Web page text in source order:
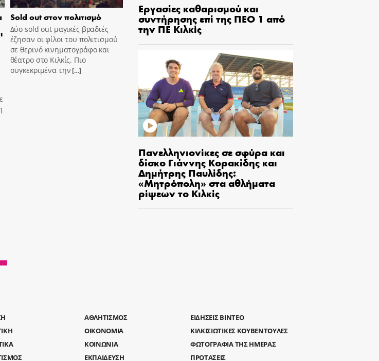
Sold out στον πολιτισμό
Δύο sold out μαγικές βραδιές
έζησαν οι φίλοι του πολιτισμού
σε θερινό κινηματογράφο και
θέατρο στο Κιλκίς. Πιο
συγκεκριμένα την[…]
Εργασίες καθαρισμού και
συντήρησης επί της ΠΕΟ 1 από
την ΠΕ Κιλκίς
Πανελληνιονίκες σε σφύρα και
δίσκο Γιάννης Κορακίδης και
Δημήτρης Παυλίδης:
«Μητρόπολη» στα αθλήματα
ρίψεων το Κιλκίς
ΑΘΛΗΤΙΣΜΟΣ
ΟΙΚΟΝΟΜΙΑ
ΚΟΙΝΩΝΙΑ
ΕΚΠΑΙΔΕΥΣΗ
ΕΙΔΗΣΕΙΣ ΒΙΝΤΕΟ
ΚΙΛΚΙΣΙΩΤΙΚΕΣ ΚΟΥΒΕΝΤΟΥΛΕΣ
ΦΩΤΟΓΡΑΦΙΑ ΤΗΣ ΗΜΕΡΑΣ
ΠΡΟΤΑΣΕΙΣ